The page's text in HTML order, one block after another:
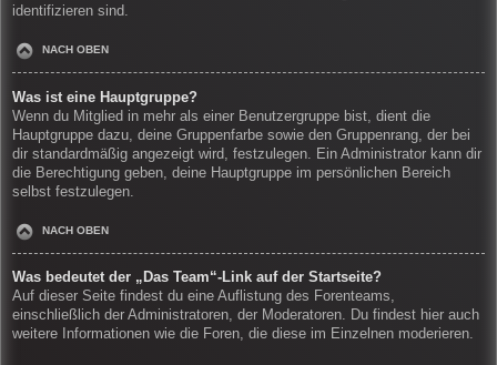
identifizieren sind.
NACH OBEN
Was ist eine Hauptgruppe?
Wenn du Mitglied in mehr als einer Benutzergruppe bist, dient die
Hauptgruppe dazu, deine Gruppenfarbe sowie den Gruppenrang, der bei
dir standardmäßig angezeigt wird, festzulegen. Ein Administrator kann dir
die Berechtigung geben, deine Hauptgruppe im persönlichen Bereich
selbst festzulegen.
NACH OBEN
Was bedeutet der „Das Team“-Link auf der Startseite?
Auf dieser Seite findest du eine Auflistung des Forenteams,
einschließlich der Administratoren, der Moderatoren. Du findest hier auch
weitere Informationen wie die Foren, die diese im Einzelnen moderieren.